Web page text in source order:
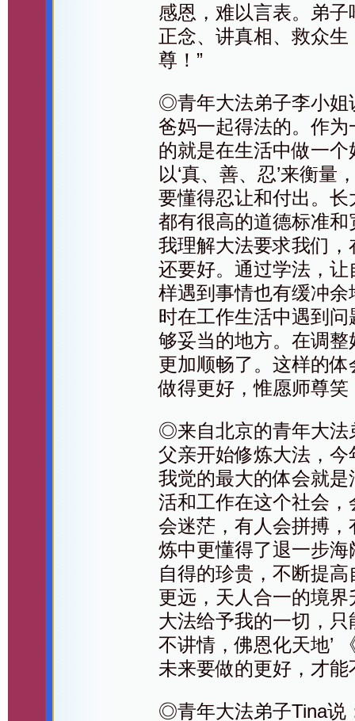
感恩，难以言表。弟
正念、讲真相、救众
尊！”
◎青年大法弟子李小姐
爸妈一起得法的。作
的就是在生活中做一
以‘真、善、忍’来衡
要懂得忍让和付出。
都有很高的道德标准
我理解大法要求我们
还要好。通过学法，
样遇到事情也有缓冲
时在工作生活中遇到
够妥当的地方。在调
更加顺畅了。这样的
做得更好，惟愿师尊笑
◎来自北京的青年大法
父亲开始修炼大法，
我觉的最大的体会就
活和工作在这个社会
会迷茫，有人会拼搏
炼中更懂得了退一步
自得的珍贵，不断提
更远，天人合一的境
大法给予我的一切，只
不讲情，佛恩化天地’
未来要做的更好，才能
◎青年大法弟子Tina说